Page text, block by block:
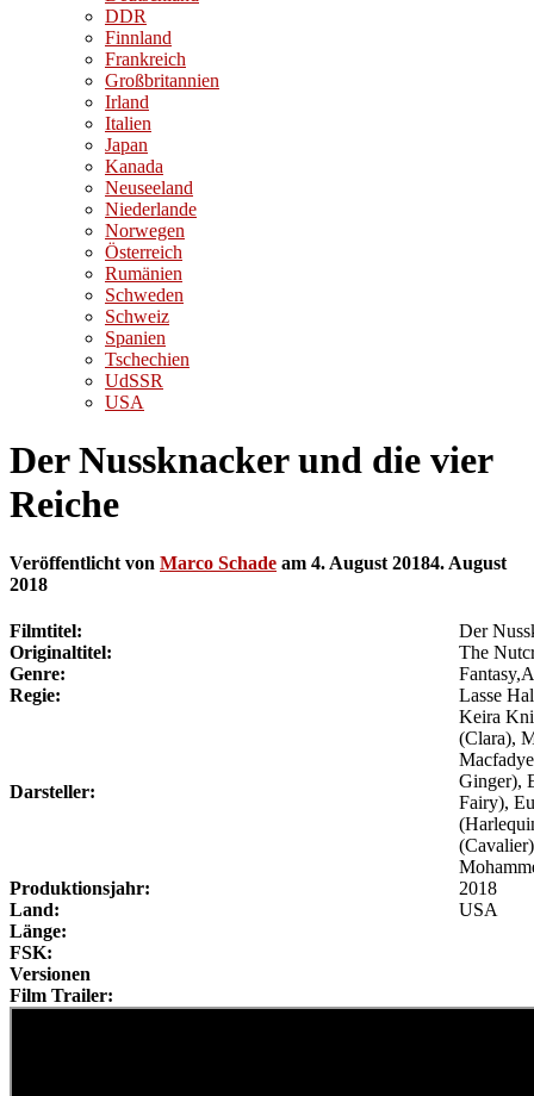
DDR
Finnland
Frankreich
Großbritannien
Irland
Italien
Japan
Kanada
Neuseeland
Niederlande
Norwegen
Österreich
Rumänien
Schweden
Schweiz
Spanien
Tschechien
UdSSR
USA
Der Nussknacker und die vier
Reiche
Veröffentlicht von Marco Schade am 4. August 20184. August
2018
Filmtitel:
Der
Originaltitel:
The
Genre:
Regie:
Lasse
Darsteller:
Keira
(Clara),
Ginger),
Fairy),
Produktionsjahr:
2018
Land:
USA
Länge:
FSK:
Versionen
Film Trailer: